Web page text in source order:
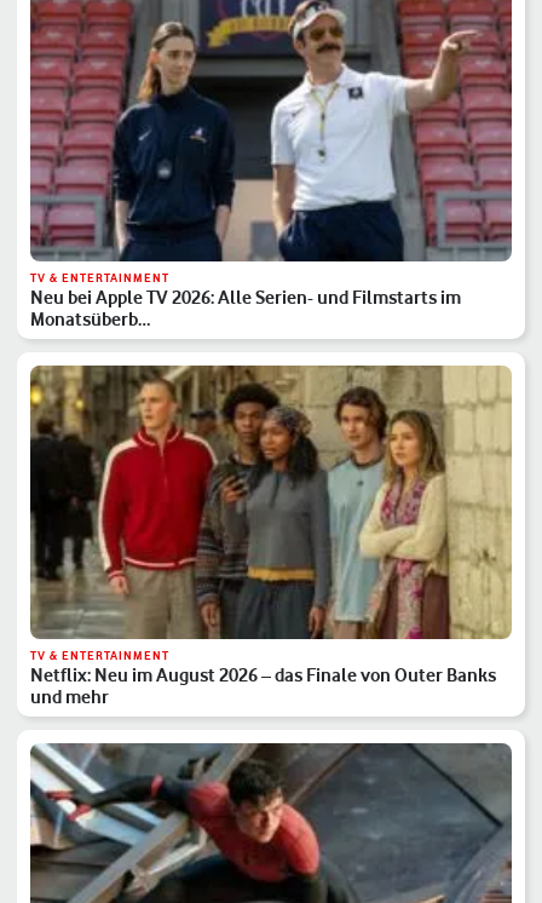
TV & ENTERTAINMENT
Neu bei Apple TV 2026: Alle Serien- und Filmstarts im
Monatsüberb…
TV & ENTERTAINMENT
Netflix: Neu im August 2026 – das Finale von Outer Banks
und mehr